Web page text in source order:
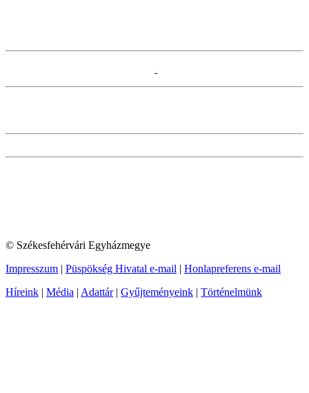
© Székesfehérvári Egyházmegye
Impresszum | Püspökség Hivatal e-mail | Honlapreferens e-mail
Híreink | Média | Adattár| Gyűjteményeink | Történelmünk